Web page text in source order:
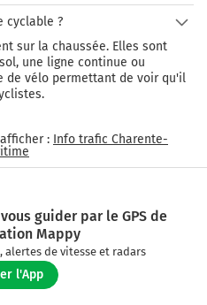
cyclable ?
sur la chaussée. Elles sont
une ligne continue ou
de vélo permettant de voir qu'il
: Info trafic Charente-
guider par le GPS de
Mappy
alertes de vitesse et radars
l'App